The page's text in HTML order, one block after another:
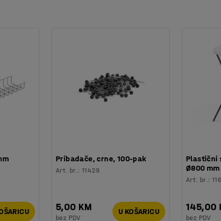
da se dvije verzije mogu postaviti jedna
Pribadače, crne, 100-pak
Art. br.:11429
5,00 KM
bez PDV
U KOŠARICU
Plastični
Ø800 mm
Art. br.:
145,00
bez PDV